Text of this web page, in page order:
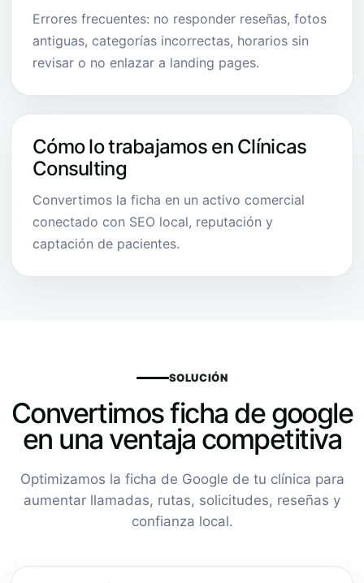
Errores frecuentes: no responder reseñas, fotos
antiguas, categorías incorrectas, horarios sin
revisar o no enlazar a landing pages.
Cómo lo trabajamos en Clínicas
Consulting
Convertimos la ficha en un activo comercial
conectado con SEO local, reputación y
captación de pacientes.
SOLUCIÓN
Convertimos ficha de google
en una ventaja competitiva
Optimizamos la ficha de Google de tu clínica para
aumentar llamadas, rutas, solicitudes, reseñas y
confianza local.